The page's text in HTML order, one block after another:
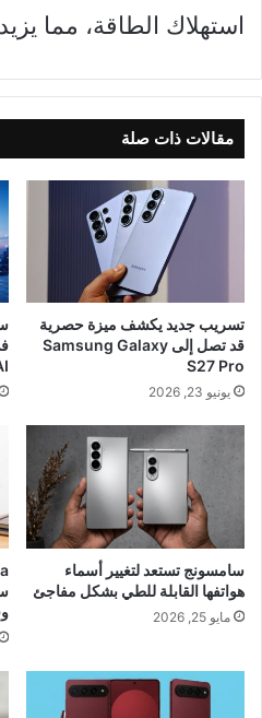
استهلاك الطاقة، مما
مقالات ذات صلة
تسريب جديد يكشف ميزة حصرية
قد تصل إلى Samsung Galaxy
S27 Pro
يونيو 23, 2026
سامسونج تستعد لتغيير أسماء
هواتفها القابلة للطي بشكل مفاجئ
مايو 25, 2026